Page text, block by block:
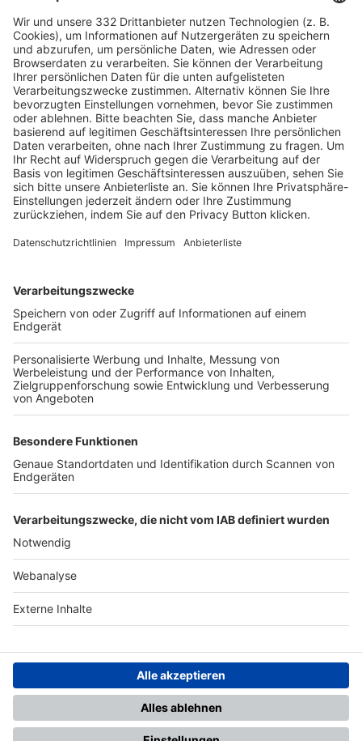
HÄUFIG BESUCHTE SEITEN
Pässe und Vereinswechsel
Trainerausbildung
Schulungsangebot Vereinsmitarbeiter
BFV-Geschäftsstellen
Trainerbörse
Login SpielPlus
FOLGE DEM BFV
TOP-VEREINE
TOP-PARTNER
Nutzungsbedingungen Datenschutz Impressum